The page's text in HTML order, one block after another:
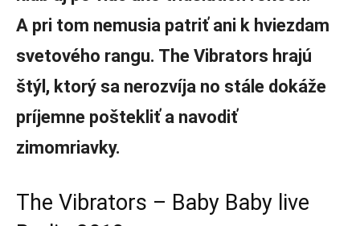
A pri tom nemusia patriť ani k hviezdam
svetového rangu. The Vibrators hrajú
štýl, ktorý sa nerozvíja no stále dokáže
príjemne poštekliť a navodiť
zimomriavky.
The Vibrators – Baby Baby live